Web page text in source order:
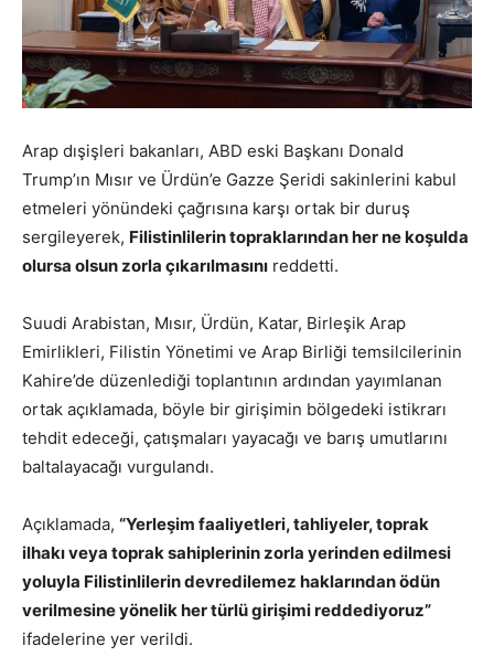
Arap dışişleri bakanları, ABD eski Başkanı Donald
Trump’ın Mısır ve Ürdün’e Gazze Şeridi sakinlerini kabul
etmeleri yönündeki çağrısına karşı ortak bir duruş
sergileyerek, Filistinlilerin topraklarından her ne koşulda
olursa olsun zorla çıkarılmasını reddetti.
Suudi Arabistan, Mısır, Ürdün, Katar, Birleşik Arap
Emirlikleri, Filistin Yönetimi ve Arap Birliği temsilcilerinin
Kahire’de düzenlediği toplantının ardından yayımlanan
ortak açıklamada, böyle bir girişimin bölgedeki istikrarı
tehdit edeceği, çatışmaları yayacağı ve barış umutlarını
baltalayacağı vurgulandı.
Açıklamada, “Yerleşim faaliyetleri, tahliyeler, toprak
ilhakı veya toprak sahiplerinin zorla yerinden edilmesi
yoluyla Filistinlilerin devredilemez haklarından ödün
verilmesine yönelik her türlü girişimi reddediyoruz”
ifadelerine yer verildi.